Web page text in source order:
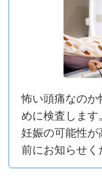
怖い頭痛なのか
めに検査します
妊娠の可能性
前にお知らせく